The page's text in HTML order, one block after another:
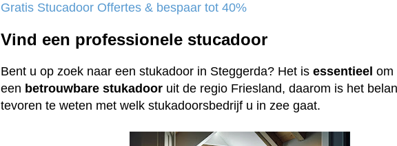
Gratis Stucadoor Offertes & bespaar tot 40%
Vind een professionele stucadoor
Bent u op zoek naar een stukadoor in Steggerda? Het isessentieel om
een betrouwbare stukadoor uit de regio Friesland, daarom is het
tevoren te weten met welk stukadoorsbedrijf u in zee gaat.